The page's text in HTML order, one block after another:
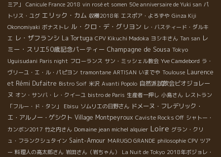
ミア」
Canicule France 2018 vin rosé et somen 50e anniversaire de Yuki san パ
トリス・ユグ エリック・カム 収穫2018年 エスポア・よろずや Ginza Kiji
Okonomiyaki ボナストレ ル・クロ・デ・グリヨン レ・バスティード・ダルキ
エ レ・ザフランシ La Tortuga CPV Kikuchi Madoka ヨシキさん Tan san レ
ミー・スリエ50歳記念パーティー Champagne de Sousa Tokyo
Uguisudani Paris night フローランス サン・ミッシェル教会 Yve Camdebord ラ・
ヴリーユ・エ・ル・パピヨン tramontane ARTISAN いまでや Toulouse Laurence
et Rémi Dufaitre Bistro Soif 米沢 Avanti Popolo 自然派試飲会ビオジョレー
ヌ オン・サンバ・レ・クイーユ bistro de Paris 生産者一押し 小島さん レストラン
「フルー・ド・タン」
Ebisu ソムリエの日野さん ドメーヌ・フレデリック・
エ・アルノー・ゲシクト Village Montpeyroux Caviste Rocks Off シャトー・
カンボン2017 竹之内さん Domaine jean michel alquier Loire グラン・クリ
ュ・フランクシュタイン Saint-Amour MARUGO GRANDE philosophie CPV ツア
ー 料理人の高太郎さん 岩田さん（岩ちゃん） La Nuit de Tokyo 2018年ボジョレ・